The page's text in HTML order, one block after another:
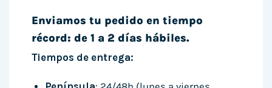
Enviamos tu pedido en tiempo
récord: de 1 a 2 días hábiles.
Tiempos de entrega: